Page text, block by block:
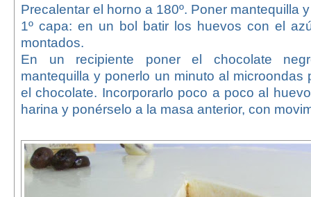
Precalentar el horno a 180º. Poner mantequilla
1º capa: en un bol batir los huevos con el
montados.
En un recipiente poner el chocolate
mantequilla y ponerlo un minuto al microondas
el chocolate. Incorporarlo poco a poco al
harina y ponérselo a la masa anterior, con